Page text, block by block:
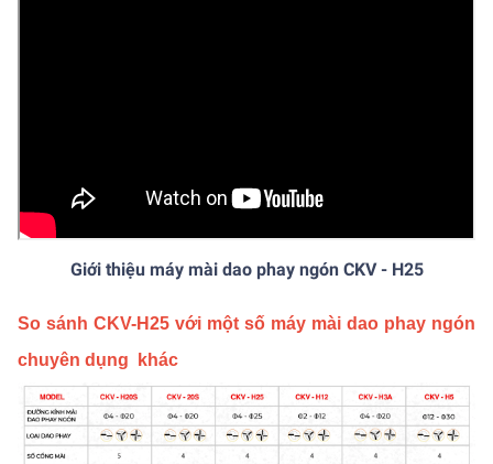
Giới thiệu máy mài dao phay ngón CKV - H25
So sánh CKV-H25 với một số máy mài dao phay ngón
chuyên dụng khác